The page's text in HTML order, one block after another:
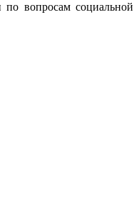
вопросам социальной